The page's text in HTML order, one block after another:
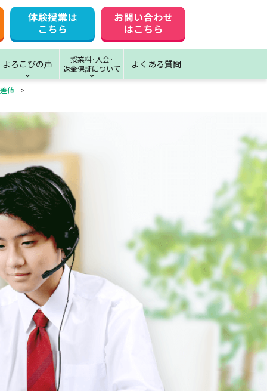
よろこびの声
授業料･入会･
返金保証について
よくある質問
値